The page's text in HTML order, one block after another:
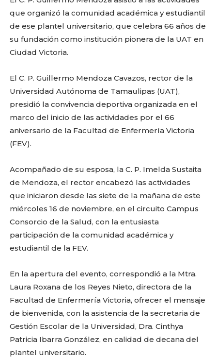
k
que organizó la comunidad académica y estudiantil
de ese plantel universitario, que celebra 66 años de
su fundación como institución pionera de la UAT en
Ciudad Victoria.
El C. P. Guillermo Mendoza Cavazos, rector de la
Universidad Autónoma de Tamaulipas (UAT),
presidió la convivencia deportiva organizada en el
marco del inicio de las actividades por el 66
aniversario de la Facultad de Enfermería Victoria
(FEV).
Acompañado de su esposa, la C. P. Imelda Sustaita
de Mendoza, el rector encabezó las actividades
que iniciaron desde las siete de la mañana de este
miércoles 16 de noviembre, en el circuito Campus
Consorcio de la Salud, con la entusiasta
participación de la comunidad académica y
estudiantil de la FEV.
En la apertura del evento, correspondió a la Mtra.
Laura Roxana de los Reyes Nieto, directora de la
Facultad de Enfermería Victoria, ofrecer el mensaje
de bienvenida, con la asistencia de la secretaria de
Gestión Escolar de la Universidad, Dra. Cinthya
Patricia Ibarra González, en calidad de decana del
plantel universitario.